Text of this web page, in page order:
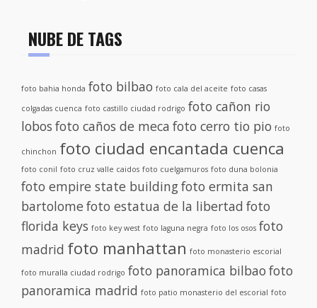
NUBE DE TAGS
foto bahia honda foto bilbao foto cala del aceite foto casas
colgadas cuenca foto castillo ciudad rodrigo foto cañon rio
lobos foto caños de meca foto cerro tio pio foto
chinchon foto ciudad encantada cuenca
foto conil foto cruz valle caidos foto cuelgamuros foto duna bolonia
foto empire state buildingfoto ermita san
bartolomefoto estatua de la libertad foto
florida keys foto key west foto laguna negra foto los osos foto
madrid foto manhattan foto monasterio escorial
foto muralla ciudad rodrigo foto panoramica bilbao foto
panoramica madrid foto patio monasterio del escorial foto